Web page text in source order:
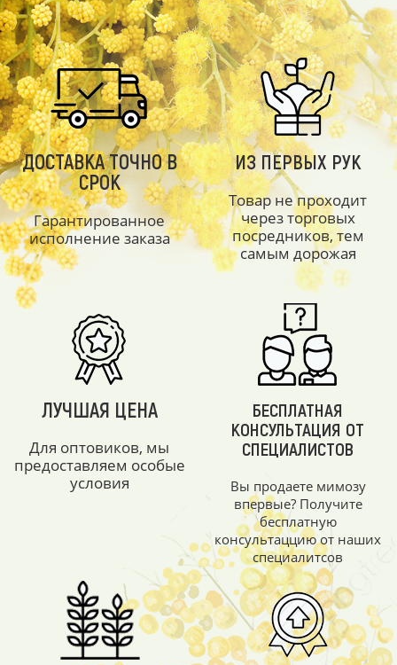
ДОСТАВКА ТОЧНО В
СРОК
Гарантированное
исполнение заказа
ИЗ ПЕРВЫХ РУК
Товар не проходит
через торговых
посредников, тем
самым дорожая
ЛУЧШАЯ ЦЕНА
Для оптовиков, мы
предоставляем особые
условия
БЕСПЛАТНАЯ
КОНСУЛЬТАЦИЯ ОТ
СПЕЦИАЛИСТОВ
Вы продаете мимозу
впервые? Получите
бесплатную
консультаццию от наших
специалитсов